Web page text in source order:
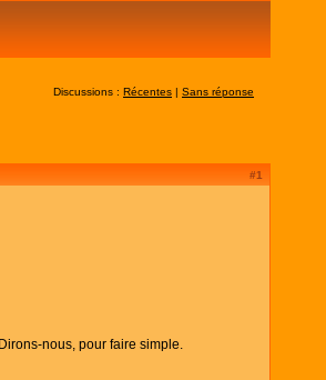
Discussions : Récentes | Sans réponse
#1
nous, pour faire simple.